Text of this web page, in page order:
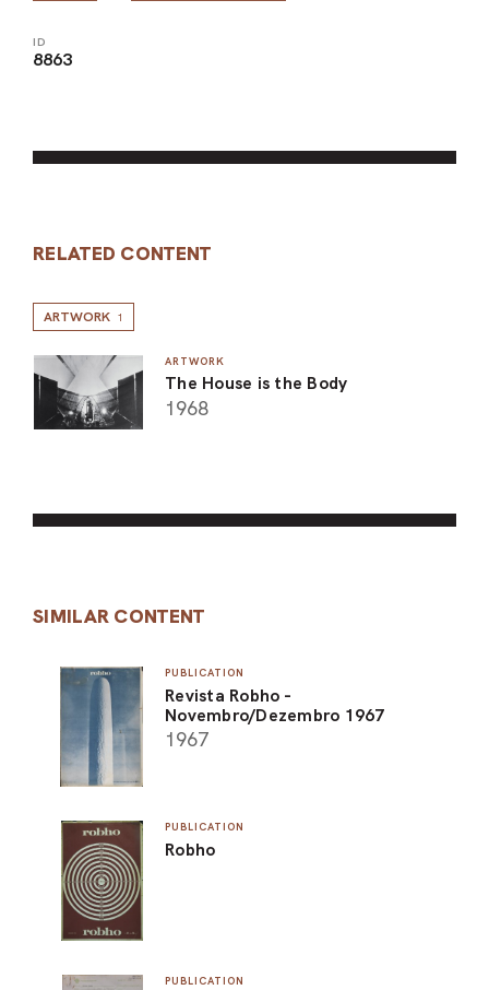
ID
8863
RELATED CONTENT
ARTWORK 1
ARTWORK
The House is the Body
1968
SIMILAR CONTENT
PUBLICATION
Revista Robho -
Novembro/Dezembro 1967
1967
PUBLICATION
Robho
PUBLICATION